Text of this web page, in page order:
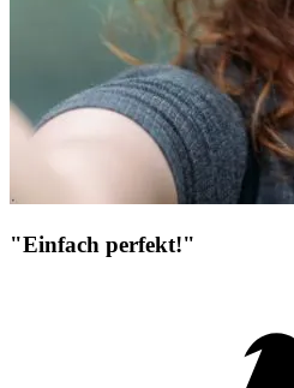
"Einfach perfekt!"